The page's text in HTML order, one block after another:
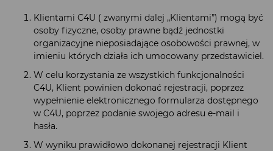
Klientami C4U ( zwanymi dalej „Klientami”) mogą być
osoby fizyczne, osoby prawne bądź jednostki
organizacyjne nieposiadające osobowości prawnej, w
imieniu których działa ich umocowany przedstawiciel.
W celu korzystania ze wszystkich funkcjonalności
C4U, Klient powinien dokonać rejestracji, poprzez
wypełnienie elektronicznego formularza dostępnego
w C4U, poprzez podanie swojego adresu e-mail i
hasła.
W wyniku prawidłowo dokonanej rejestracji Klient